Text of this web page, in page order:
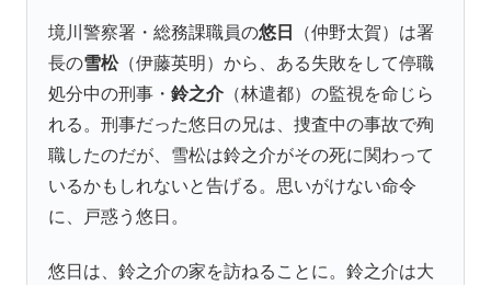
境川警察署・総務課職員の悠日
（仲野太賀）は署
長の雪松（伊藤英明）から、ある失敗をして停職
処分中の刑事・鈴之介 （林遣都）の監視を命じら
れる。刑事だった悠日の兄は、捜査中の事故で殉
職したのだが、雪松は鈴之介がその死に関わって
いるかもしれないと告げる。思いがけない命令
に、戸惑う悠日。
悠日は、鈴之介の家を訪ねることに。鈴之介は大